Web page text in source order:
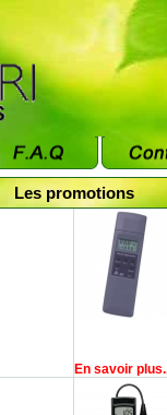
Les promotions
En savoir